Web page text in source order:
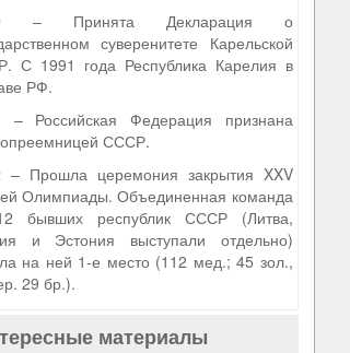
– Принята Декларация о
суверенитете Карельской
С 1991 года Республика Карелия в
РФ.
– Российская Федерация признана
СССР.
– Прошла церемония закрытия XXV
Олимпиады. Объединенная команда
бывших республик СССР (Литва,
и Эстония выступали отдельно)
на ней 1-е место (112 мед.; 45 зол.,
29 бр.).
материалы